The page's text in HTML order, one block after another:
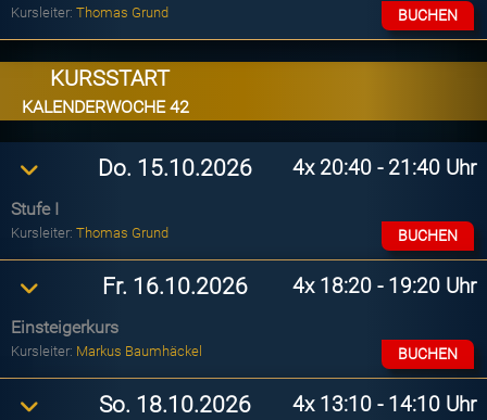
Kursleiter: Thomas Grund BUCHEN
KURSSTART
KALENDERWOCHE 42
Do. 15.10.2026 4x20:40 - 21:40 Uhr
Stufe I
Kursleiter: Thomas Grund BUCHEN
Fr. 16.10.2026 4x18:20 - 19:20 Uhr
Einsteigerkurs
Kursleiter: Markus Baumhäckel BUCHEN
So. 18.10.2026 4x13:10 - 14:10 Uhr